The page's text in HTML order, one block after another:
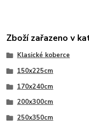
Zboží zařazeno v
Klasické koberce
150x225cm
170x240cm
200x300cm
250x350cm